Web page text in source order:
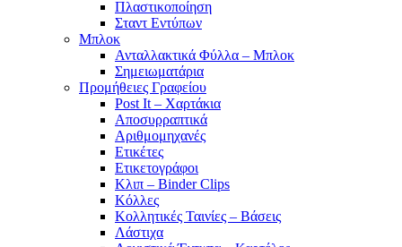
Πλαστικοποίηση
Σταντ Εντύπων
Μπλοκ
Ανταλλακτικά Φύλλα – Μπλοκ
Σημειωματάρια
Προμήθειες Γραφείου
Post It – Χαρτάκια
Αποσυρραπτικά
Αριθμομηχανές
Ετικέτες
Ετικετογράφοι
Κλιπ – Binder Clips
Κόλλες
Κολλητικές Ταινίες – Βάσεις
Λάστιχα